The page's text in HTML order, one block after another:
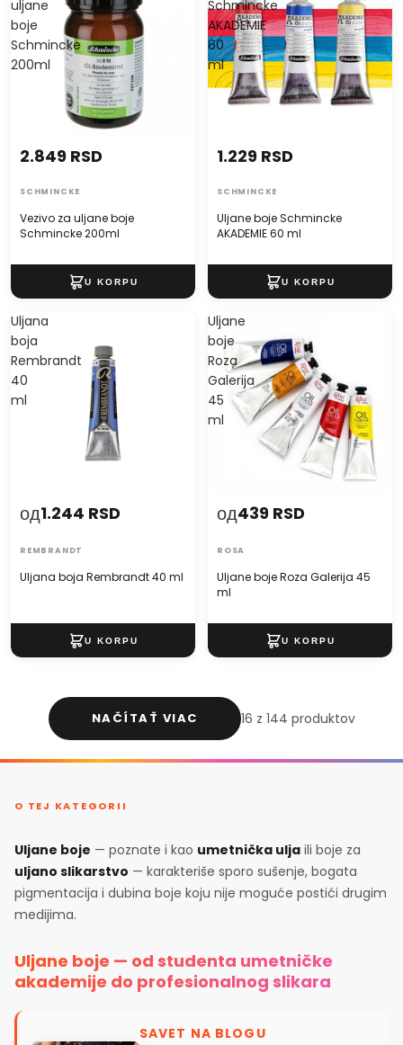
uljane
boje
Schmincke
200ml
Vezivo za uljane boje
Schmincke 200ml
2.849 RSD
SCHMINCKE
Schmincke
AKADEMIE
60
ml
Uljane boje Schmincke
AKADEMIE 60 ml
1.229 RSD
SCHMINCKE
Uljana
boja
Rembrandt
40
ml
Uljana boja Rembrandt 40 ml
од1.244 RSD
REMBRANDT
Uljane
boje
Roza
Galerija
45
ml
Uljane boje Roza Galerija 45
ml
од439 RSD
ROSA
NAČÍTAŤ VIAC 16 z 144 produktov
O TEJ KATEGORII
Uljane boje — poznate i kao umetnička ulja ili boje za
uljano slikarstvo — karakteriše sporo sušenje, bogata
pigmentacija i dubina boje koju nije moguće postići drugim
medijima.
Uljane boje — od studenta umetničke
akademije do profesionalnog slikara
SAVET NA BLOGU